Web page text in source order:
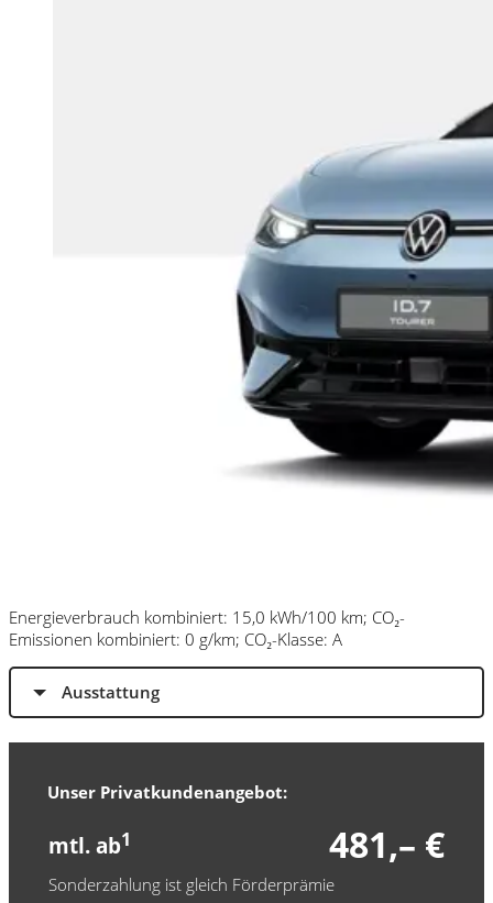
Energieverbrauch kombiniert: 15,0 kWh/100 km; CO₂-
Emissionen kombiniert: 0 g/km; CO₂-Klasse: A
Ausstattung
Unser Privatkundenangebot:
mtl. ab1 481,– €
Sonderzahlung ist gleich Förderprämie